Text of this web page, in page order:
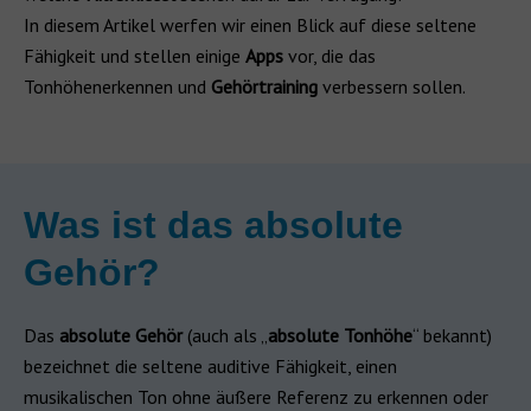
In diesem Artikel werfen wir einen Blick auf diese seltene
Fähigkeit und stellen einige Apps vor, die das
Tonhöhenerkennen und Gehörtraining verbessern sollen.
Was ist das absolute
Gehör?
Das absolute Gehör(auch als „absolute Tonhöhe“ bekannt)
bezeichnet die seltene auditive Fähigkeit, einen
musikalischen Ton ohne äußere Referenz zu erkennen oder